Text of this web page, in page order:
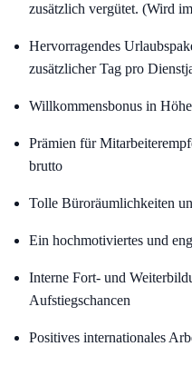
zusätzlich vergütet. (Wird
Hervorragendes
zusätzlicher Tag pro
Willkommensbonus in
Prämien für
brutto
Tolle Büroräumlichkeiten
Ein hochmotiviertes und
Interne Fort- und
Aufstiegschancen
Positives internationales